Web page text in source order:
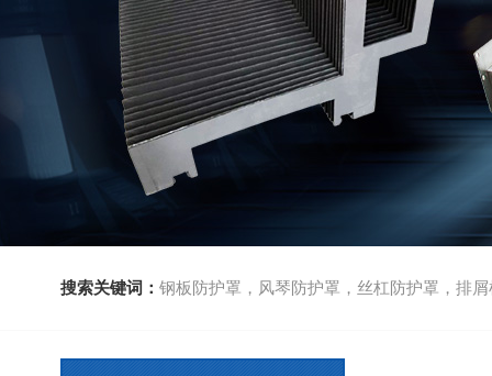
搜索关键词： 钢板防护罩，风琴防护罩，丝杠防护罩，排屑机